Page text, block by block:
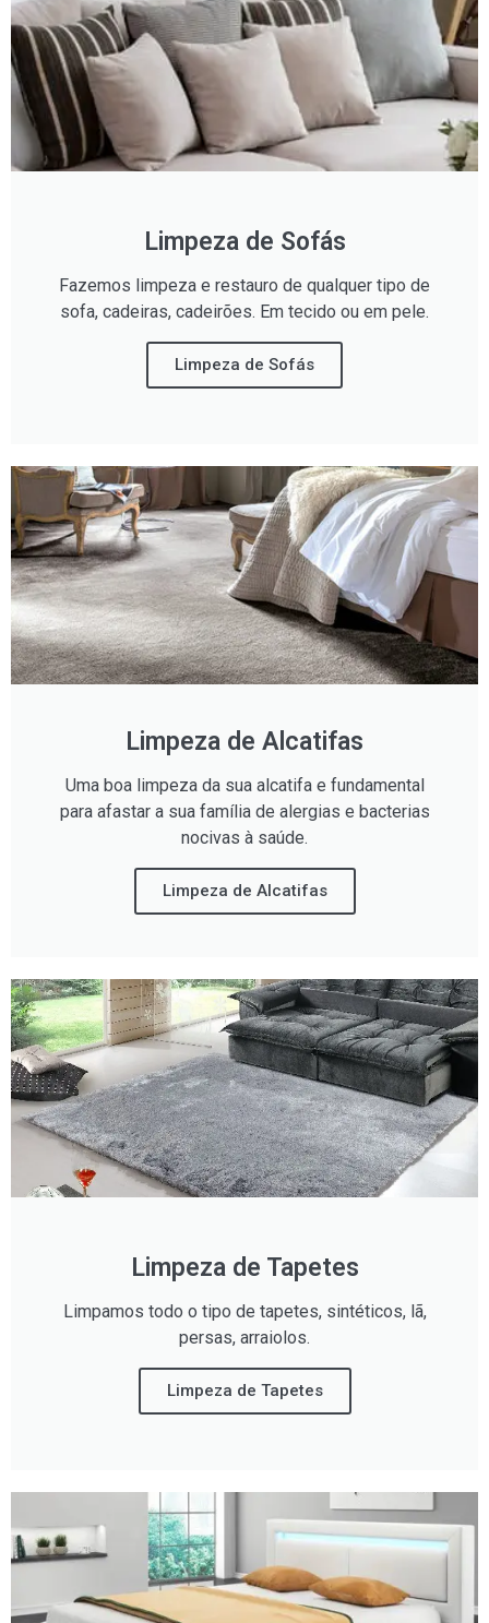
Limpeza de Sofás
Fazemos limpeza e restauro de qualquer tipo de
sofa, cadeiras, cadeirões. Em tecido ou em pele.
Limpeza de Sofás
Limpeza de Alcatifas
Uma boa limpeza da sua alcatifa e fundamental
para afastar a sua família de alergias e bacterias
nocivas à saúde.
Limpeza de Alcatifas
Limpeza de Tapetes
Limpamos todo o tipo de tapetes, sintéticos, lã,
persas, arraiolos.
Limpeza de Tapetes